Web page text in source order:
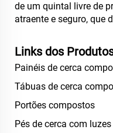
de um quintal livre de
atraente e seguro, que
Links dos
Painéis de cerca
Tábuas de cerca
Portões compostos
Pés de cerca com luzes